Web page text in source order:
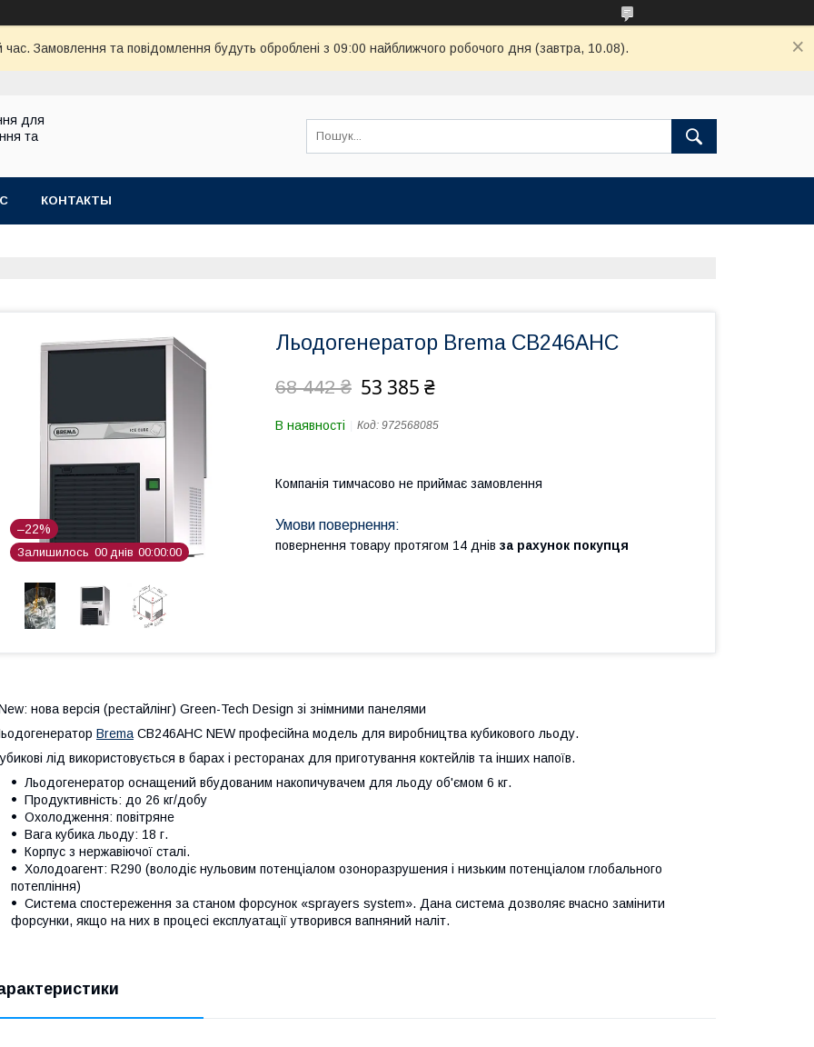
час. Замовлення та повідомлення будуть оброблені з 09:00 найближчого робочого дня (завтра, 10.08).
для
та
КОНТАКТЫ
–22%
Залишилось 00 днів 00 00 00
Льодогенератор Brema CB246AHC
68 442 ₴ 53 385 ₴
В наявності Код: 972568085
Компанія тимчасово не приймає замовлення
повернення товару протягом 14 днів за рахунок покупця
нова версія (рестайлінг) Green-Tech Design зі знімними панелями
Brema CB246AHC NEW професійна модель для виробництва кубикового льоду.
лід використовується в барах і ресторанах для приготування коктейлів та інших напоїв.
Льодогенератор оснащений вбудованим накопичувачем для льоду об'ємом 6 кг.
Продуктивність: до 26 кг/добу
Охолодження: повітряне
Вага кубика льоду: 18 г.
Корпус з нержавіючої сталі.
Холодоагент: R290 (володіє нульовим потенціалом озоноразрушения і низьким потенціалом глобального
потепління)
Система спостереження за станом форсунок «sprayers system». Дана система дозволяє вчасно замінити
форсунки, якщо на них в процесі експлуатації утворився вапняний наліт.